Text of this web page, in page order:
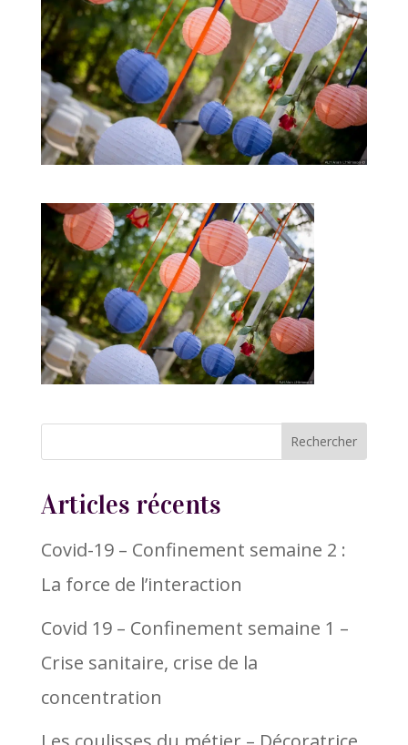
Articles récents
Covid-19 – Confinement semaine 2 :
La force de l’interaction
Covid 19 – Confinement semaine 1 –
Crise sanitaire, crise de la
concentration